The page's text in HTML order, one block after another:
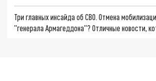
Три главных инсайда об СВО. Отмена
"генерала Армагеддона"? Отличные новости,